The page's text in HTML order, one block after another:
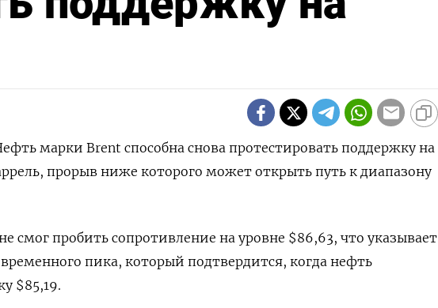
марки Brent способна снова протестировать поддержку на
прорыв ниже которого может открыть путь к диапазону
смог пробить сопротивление на уровне $86,63, что указывает
пика, который подтвердится, когда нефть
$85,19.